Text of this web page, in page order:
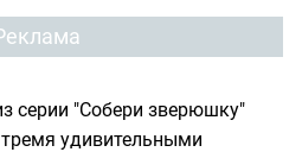
серии "Собери зверюшку"
удивительными